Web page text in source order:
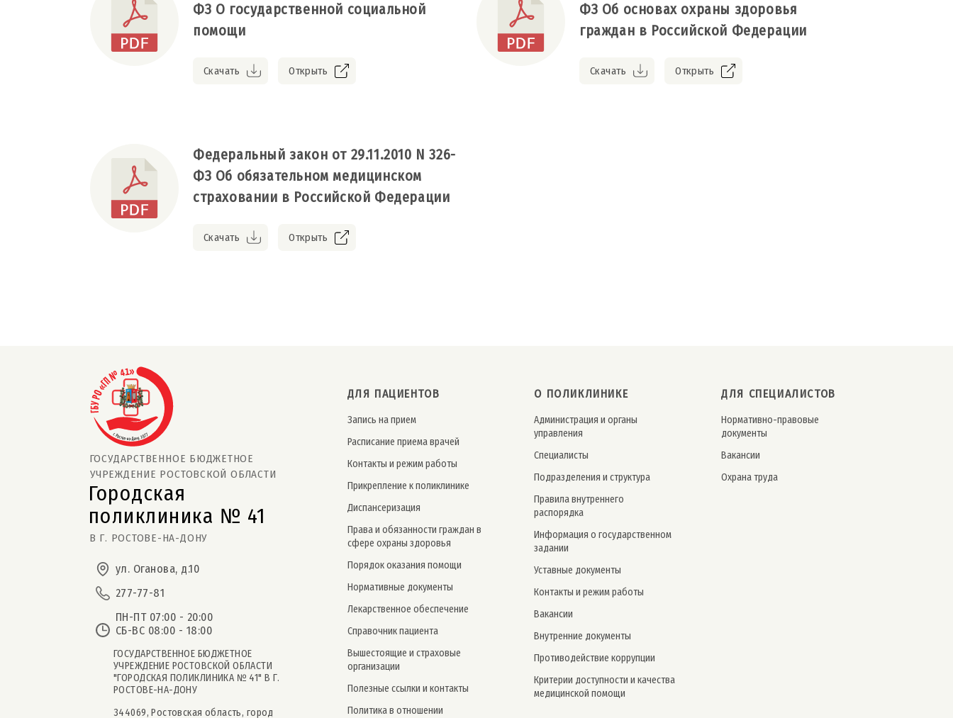
ФЗ О государственной социальной
помощи
Скачать Открыть
ФЗ Об основах охраны здоровья
граждан в Российской Федерации
Скачать Открыть
Федеральный закон от 29.11.2010 N 326-
ФЗ Об обязательном медицинском
страховании в Российской Федерации
Скачать Открыть
В Г. РОСТОВЕ-НА-ДОНУ
ГОСУДАРСТВЕННОЕ БЮДЖЕТНОЕ
поликлиника № 41
УЧРЕЖДЕНИЕ РОСТОВСКОЙ ОБЛАСТИ
Городская
ул. Оганова, д.10
277-77-81
ПН-ПТ 07:00 - 20:00
СБ-ВС 08:00 - 18:00
ГОСУДАРСТВЕННОЕ БЮДЖЕТНОЕ
УЧРЕЖДЕНИЕ РОСТОВСКОЙ ОБЛАСТИ
"ГОРОДСКАЯ ПОЛИКЛИНИКА № 41" В Г.
РОСТОВЕ-НА-ДОНУ
344069, Ростовская область, город
ДЛЯ ПАЦИЕНТОВ
Запись на прием
Расписание приема врачей
Контакты и режим работы
Прикрепление к поликлинике
Дис­пансе­риза­ция
Права и обязанности граждан в
сфере охраны здоровья
Порядок оказания помощи
Нормативные документы
Лекарственное обеспечение
Справочник пациента
Вышестоящие и страховые
организации
Полезные ссылки и контакты
Политика в отношении
О ПОЛИКЛИНИКЕ
Администрация и органы
управления
Специалисты
Подразделения и структура
Правила внутреннего
распорядка
Информация о государственном
задании
Уставные документы
Контакты и режим работы
Вакансии
Внутренние документы
Противодействие коррупции
Критерии доступности и качества
медицинской помощи
ДЛЯ СПЕЦИАЛИСТОВ
Нормативно-правовые
документы
Вакансии
Охрана труда